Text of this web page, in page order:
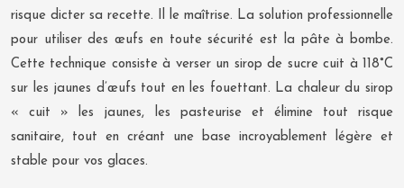
risque dicter sa recette. Il le maîtrise. La solution professionnelle
pour utiliser des œufs en toute sécurité est la pâte à bombe.
Cette technique consiste à verser un sirop de sucre cuit à 118°C
sur les jaunes d’œufs tout en les fouettant. La chaleur du sirop
« cuit » les jaunes, les pasteurise et élimine tout risque
sanitaire, tout en créant une base incroyablement légère et
stable pour vos glaces.